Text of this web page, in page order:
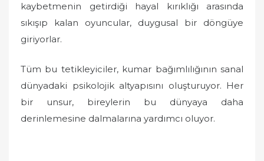
kaybetmenin getirdiği hayal kırıklığı arasında
sıkışıp kalan oyuncular, duygusal bir döngüye
giriyorlar.
Tüm bu tetikleyiciler, kumar bağımlılığının sanal
dünyadaki psikolojik altyapısını oluşturuyor. Her
bir unsur, bireylerin bu dünyaya daha
derinlemesine dalmalarına yardımcı oluyor.